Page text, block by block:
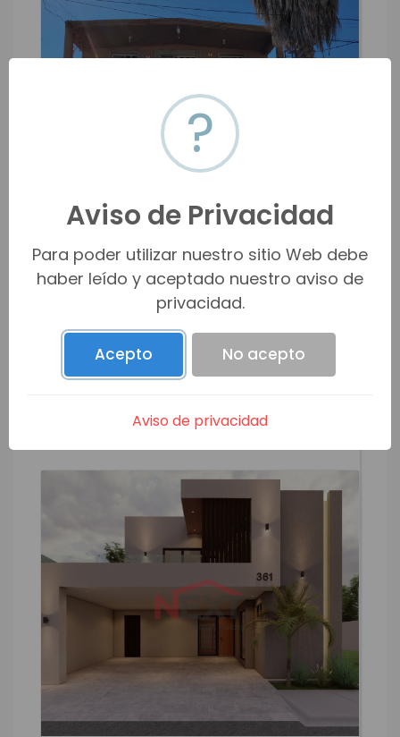
Casa en Venta fracc las Haciendas
Las Haciendas / Saltillo / Coahuila d...
$2,300,000 MXN
2.0 190
98m2
?
Aviso de Privacidad
Para poder utilizar nuestro sitio Web debe
haber leído y aceptado nuestro aviso de
privacidad.
Acepto No acepto
Aviso de privacidad